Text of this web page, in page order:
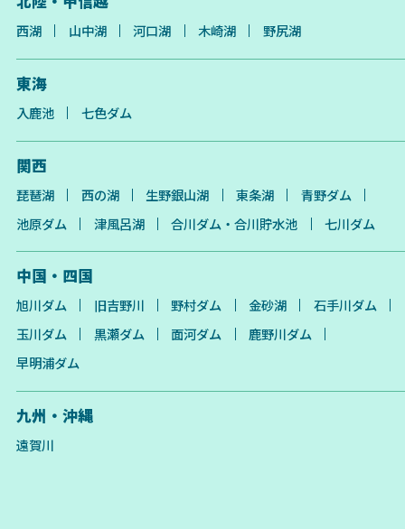
西湖 山中湖 河口湖 木崎湖 野尻湖
東海
入鹿池 七色ダム
関西
琵琶湖 西の湖 生野銀山湖 東条湖
青野ダム
池原ダム
津風呂湖 合川ダム・合川貯水池 七川ダム
中国・四国
旭川ダム 旧吉野川 野村ダム 金砂湖
石手川ダム
玉川ダム
黒瀬ダム 面河ダム
鹿野川ダム
早明浦ダム
九州・沖縄
遠賀川